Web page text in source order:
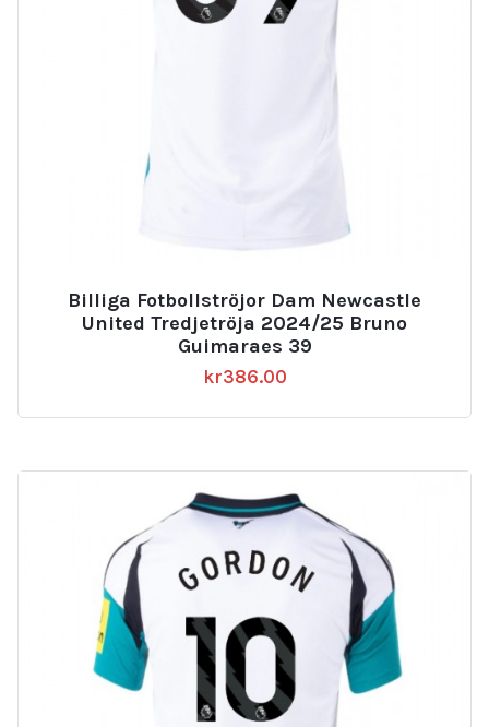
Billiga Fotbollströjor Dam Newcastle
United Tredjetröja 2024/25 Bruno
Guimaraes 39
kr386.00